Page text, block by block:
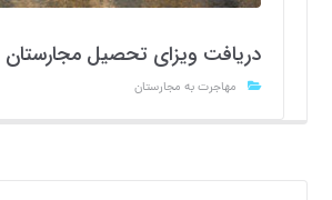
دریافت ویزای تحصیل مجارستان
مهاجرت به مجارستان